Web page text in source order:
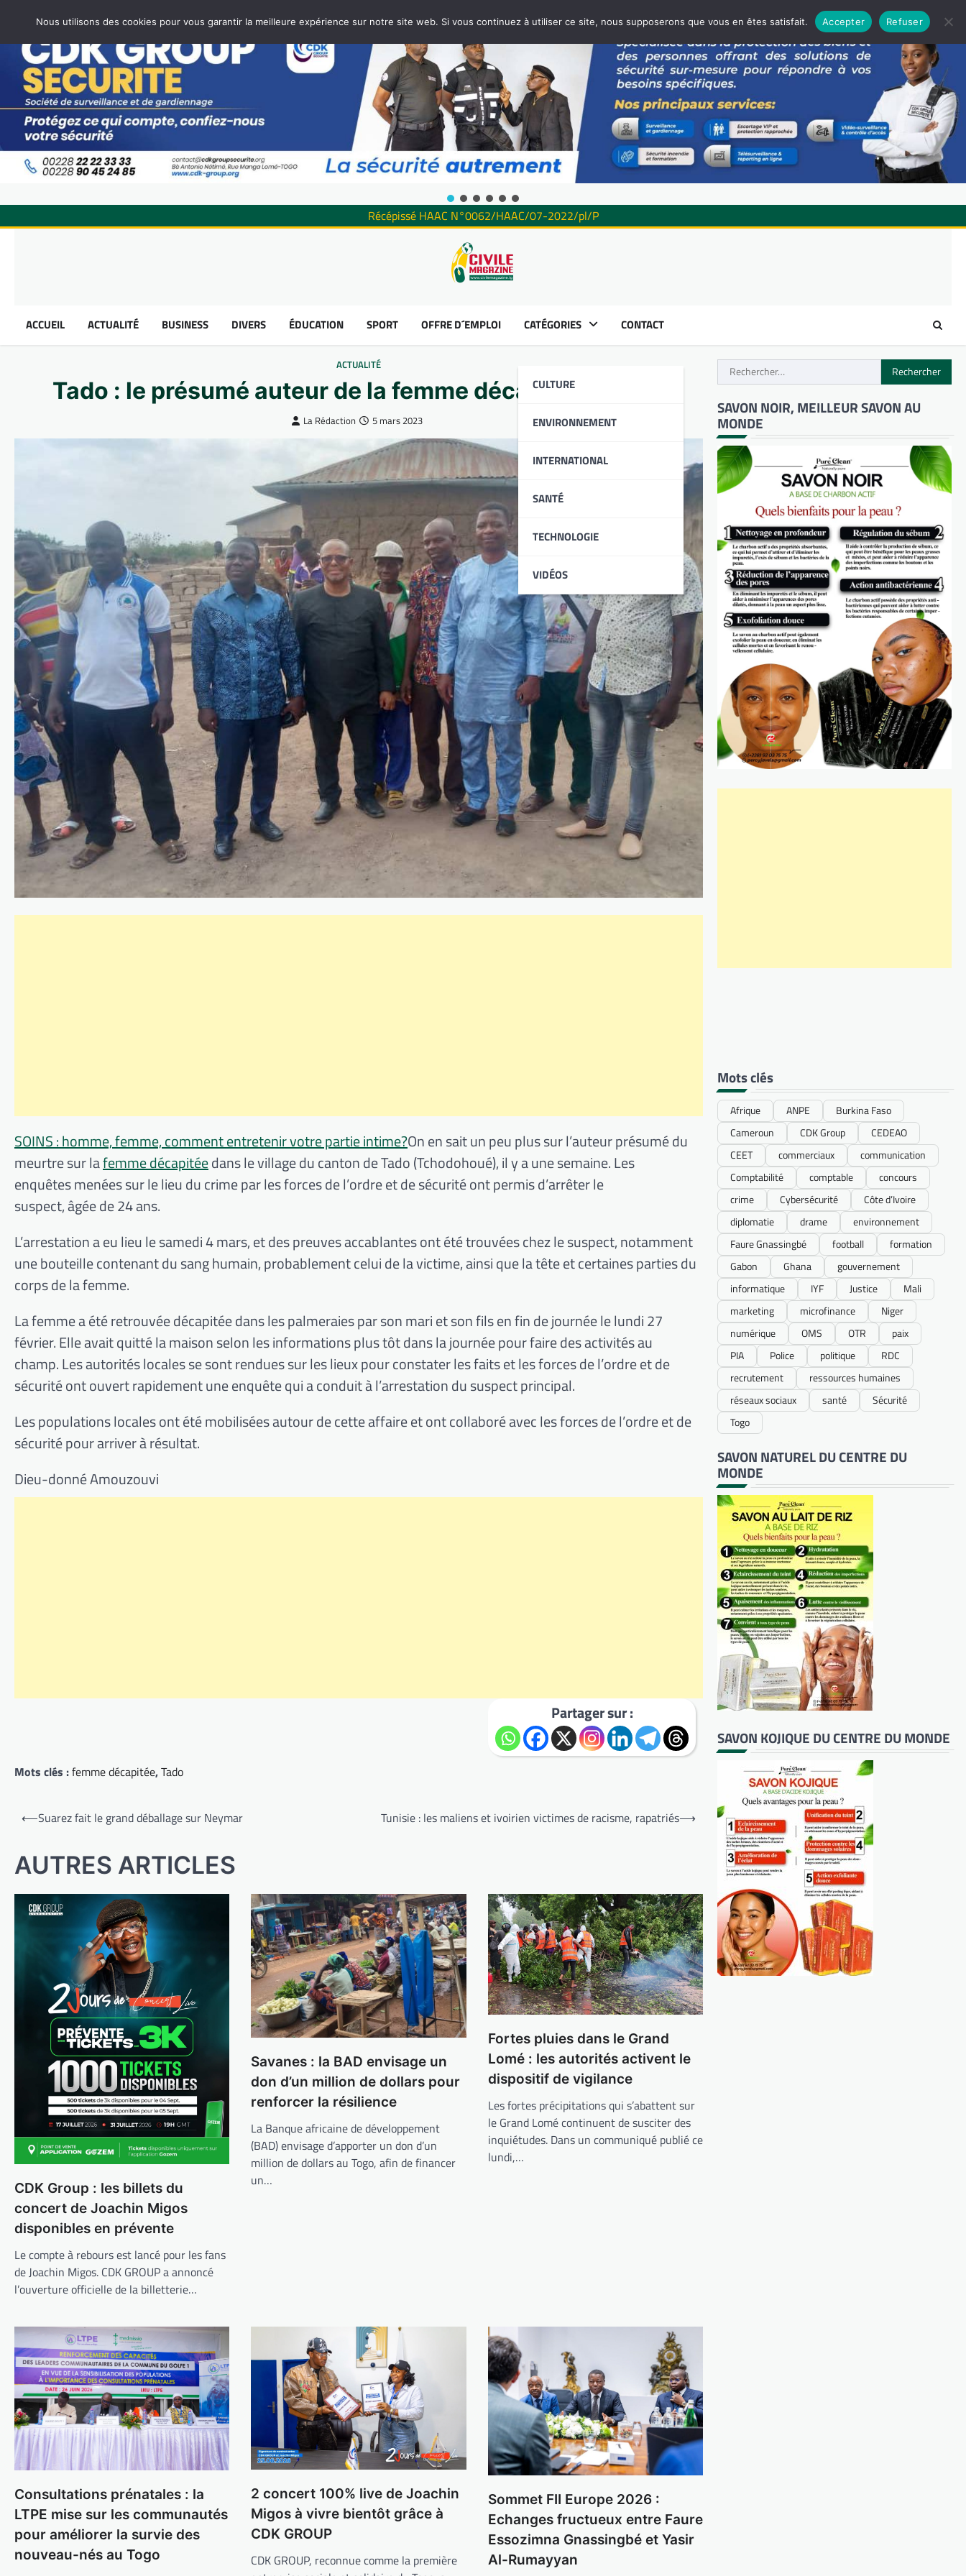
Récépissé HAAC N°0062/HAAC/07-2022/pl/P
ACCUEIL ACTUALITÉ BUSINESS DIVERS ÉDUCATION SPORT OFFRE D´EMPLOI CATÉGORIES
CULTURE
ENVIRONNEMENT
INTERNATIONAL
SANTÉ
TECHNOLOGIE
VIDÉOS
CONTACT
ACTUALITÉ
Tado : le présumé auteur de la femme décapitée, arrêté
La Rédaction 5 mars 2023
SOINS : homme, femme, comment entretenir votre partie intime?On en sait un peu plus sur l’auteur présumé du
meurtre sur lafemme décapitéedans le village du canton deTado(Tchodohoué), il y a une semaine.Les
enquêtesmenées sur le lieu du crime par les forces de l’ordre et de sécurité ont permis d’arrêter le
suspect,âgéede 24 ans.
L’arrestation a eu lieu le samedi 4 mars, et des preuves accablantes ont été trouvées chez le suspect, notamment
une bouteille contenant du sang humain, probablement celui de la victime, ainsi que la tête et certaines parties du
corps de la femme.
La femme a été retrouvée décapitée dans les palmeraies par son mari et son fils en fin de journée le lundi 27
février.Elle avait quitté la maison selon les informations plus tôt dans la journée pour faire des activités au
champ.Les autorités locales se sont rendues sur les lieux pour constater les faits et les forces de l’ordre et de
sécurité ont ouvert rapidement une enquête qui a conduit à l’arrestation du suspect principal.
Les populations locales ont été mobilisées autour de cette affaire et ont collaboré avec les forces de l’ordre et de
sécurité pour arriver à résultat.
Dieu-donné Amouzouvi
Partager sur :
Mots clés :femme décapitée,Tado
Navigation
l’article
⟵Suarez fait le grand déballage sur Neymar Tunisie : les maliens et ivoirien victimes de racisme, rapatriés⟶
AUTRES ARTICLES
CDK Group : les billets du
concert de Joachin Migos
disponibles en prévente
Le compte à rebours est lancé pour les fans
de Joachin Migos. CDK GROUP a annoncé
l’ouverture officielle de la billetterie…
Savanes : la BAD envisage un
don d’un million de dollars pour
renforcer la résilience
La Banque africaine de développement
(BAD) envisage d’apporter un don d’un
million de dollars au Togo, afin de financer
un…
Fortes pluies dans le Grand
Lomé : les autorités activent le
dispositif de vigilance
Les fortes précipitations qui s’abattent sur
le Grand Lomé continuent de susciter des
inquiétudes. Dans un communiqué publié ce
lundi,…
Consultations prénatales : la
LTPE mise sur les communautés
pour améliorer la survie des
nouveau-nés au Togo
2 concert 100% live de Joachin
Migos à vivre bientôt grâce à
CDK GROUP
CDK GROUP, reconnue comme la première
Sommet FII Europe 2026 :
Echanges fructueux entre Faure
Essozimna Gnassingbé et Yasir
Al-Rumayyan
Rechercher :
SAVON NOIR, MEILLEUR SAVON AU
MONDE
Mots clés
Afrique ANPE
Burkina Faso
Cameroun
CDK Group
CEDEAO
CEET
commerciaux
communication
Comptabilité
comptable
concours
crime
Cybersécurité
Côte d’Ivoire
diplomatie
drame
environnement
Faure Gnassingbé
football
formation
Gabon
Ghana
gouvernement
informatique
IYF Justice
Mali
marketing
microfinance
Niger
numérique
OMS OTR
paix
PIA
Police politique
RDC
recrutement
ressources humaines
réseaux sociaux
santé
Sécurité
Togo
SAVON NATUREL DU CENTRE DU
MONDE
SAVON KOJIQUE DU CENTRE DU MONDE
Nous utilisons des cookies pour vous garantir la meilleure expérience sur notre site web. Si vous continuez à utiliser ce site, nous supposerons que vous en êtes satisfait. Accepter Refuser